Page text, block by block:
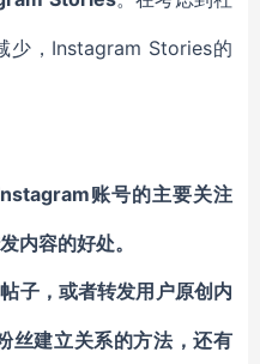
少， Instagram Stories的
账号的主要关注
内容的好处。
子，或者转发用户原创内
丝建立关系的方法，还有